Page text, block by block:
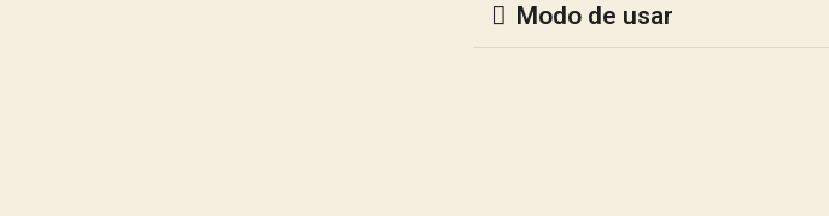
Modo de usar